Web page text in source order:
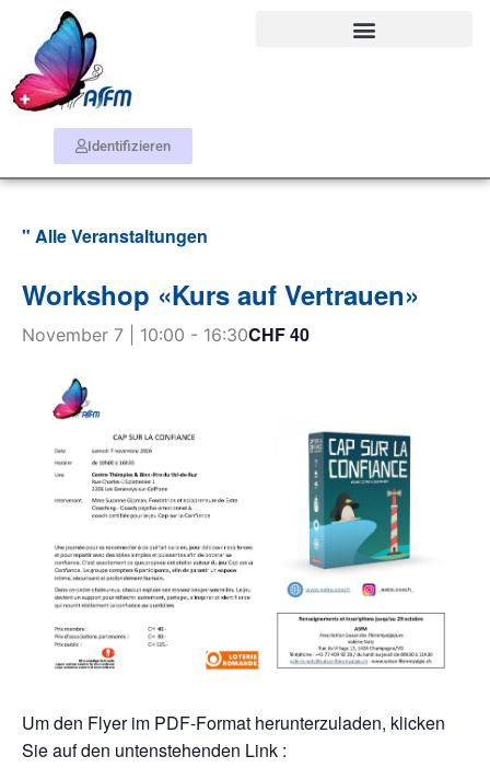
Identifizieren
" Alle Veranstaltungen
Workshop «Kurs auf Vertrauen»
November 7 | 10:00 - 16:30CHF 40
Um den Flyer im PDF-Format herunterzuladen, klicken
Sie auf den untenstehenden Link :